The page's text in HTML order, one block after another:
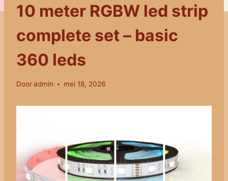
10 meter RGBW led strip
complete set – basic
360 leds
Dooradmin mei 18, 2026